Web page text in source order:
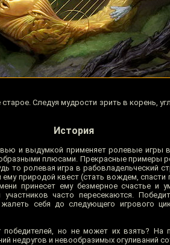
Следуя мудрости зрить в корень,
История
и выдумкой применяет ролевые игры
плюсами. Прекрасные примеры
то ролевая игра в рабовладельческий
природой квест (стать вождем, спасти
принесет ему безмерное счастье и
часто пересекаются.
себя до следующего игрового
но не может их взять? На
недругов и невообразимых огуливаний